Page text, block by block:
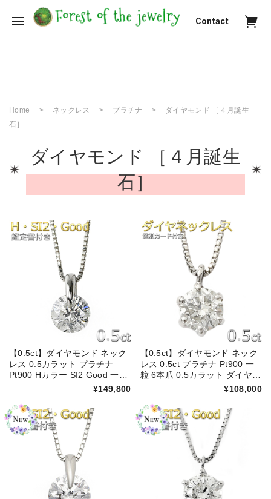
Contact
Home ネックレス プラチナ
ダイヤモンド ［４月誕生
石］
ダイヤモンド ［４月誕生
石］
【0.5ct】ダイヤモンド ネック
レス 0.5カラット プラチナ
Pt900 Hカラー SI2 Good 一粒
一点留 シンプル ペンダント 鑑
定書付き【新作・キラキラ感
UP】
¥149,800
【0.5ct】ダイヤモンド ネック
レス 0.5ct プラチナ Pt900 一
粒 6本爪 0.5カラット ダイヤネ
ックレス シンプル ペンダント
鑑別カード付き スペシャルプ
ライス
¥108,000